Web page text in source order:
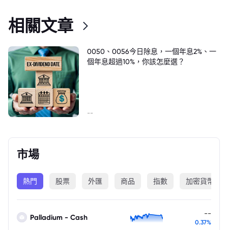
市場
熱門 股票 外匯 商品 指數 加密貨幣
Palladium - Cash --
0.37%
相關文章
0050、0056今日除息，一個年息2%、一
個年息超過10%，你該怎麼選？
--